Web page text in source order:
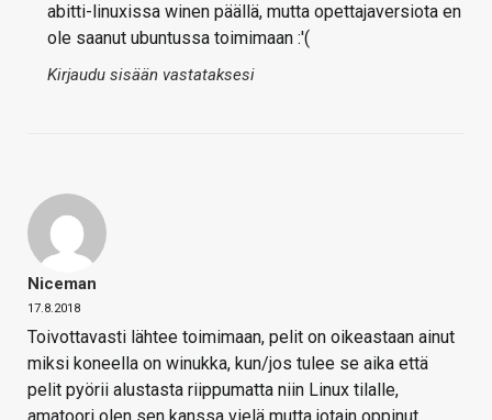
abitti-linuxissa winen päällä, mutta opettajaversiota en
ole saanut ubuntussa toimimaan :'(
Kirjaudu sisään vastataksesi
Niceman
17.8.2018
Toivottavasti lähtee toimimaan, pelit on oikeastaan ainut
miksi koneella on winukka, kun/jos tulee se aika että
pelit pyörii alustasta riippumatta niin Linux tilalle,